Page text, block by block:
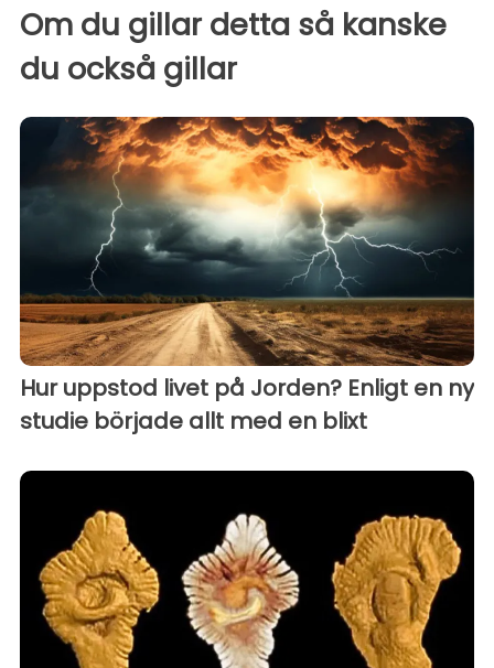
Om du gillar detta så kanske
du också gillar
Hur uppstod livet på Jorden? Enligt en ny
studie började allt med en blixt